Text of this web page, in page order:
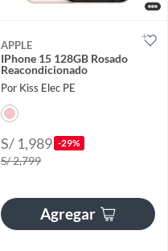
APPLE
IPhone 15 128GB Rosado
Reacondicionado
Por Kiss Elec PE
S/ 1,989 -29%
S/ 2,799
Agregar